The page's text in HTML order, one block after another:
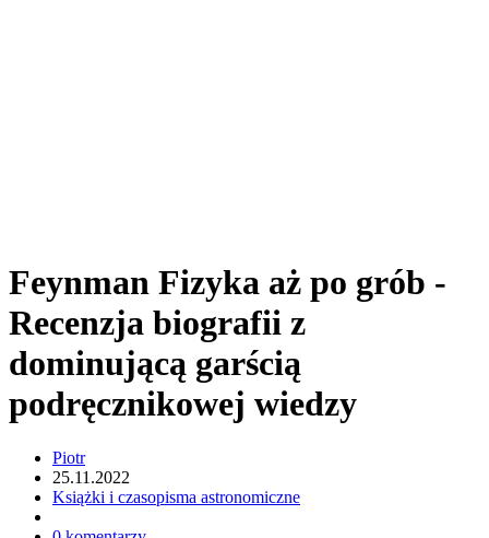
Feynman Fizyka aż po grób -
Recenzja biografii z
dominującą garścią
podręcznikowej wiedzy
Piotr
25.11.2022
Książki i czasopisma astronomiczne